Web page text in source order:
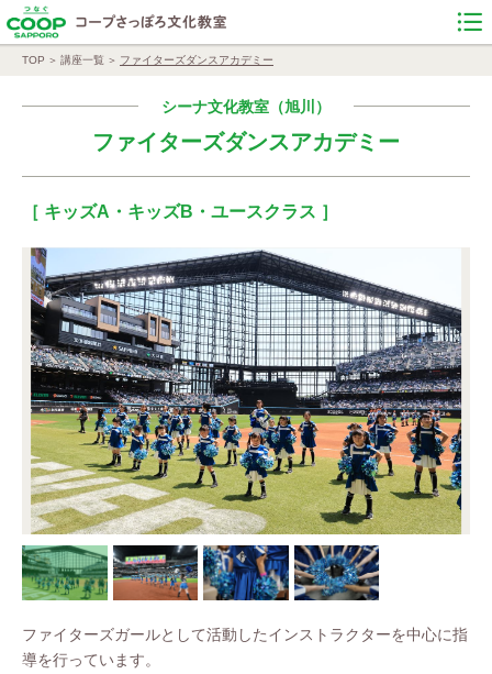
TOP 講座一覧 ファイターズダンスアカデミー
シーナ文化教室（旭川）
ファイターズダンスアカデミー
［ キッズA・キッズB・ユースクラス ］
ファイターズガールとして活動したインストラクターを中心に指
導を行っています。